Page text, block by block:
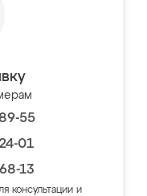
55
01
13
консультации и